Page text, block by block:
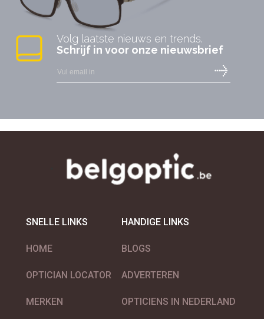
Volg laatste nieuws en trends.
Schrijf in voor onze nieuwsbrief
SNELLE LINKS
HOME
OPTICIAN LOCATOR
MERKEN
HANDIGE LINKS
BLOGS
ADVERTEREN
OPTICIENS IN NEDERLAND